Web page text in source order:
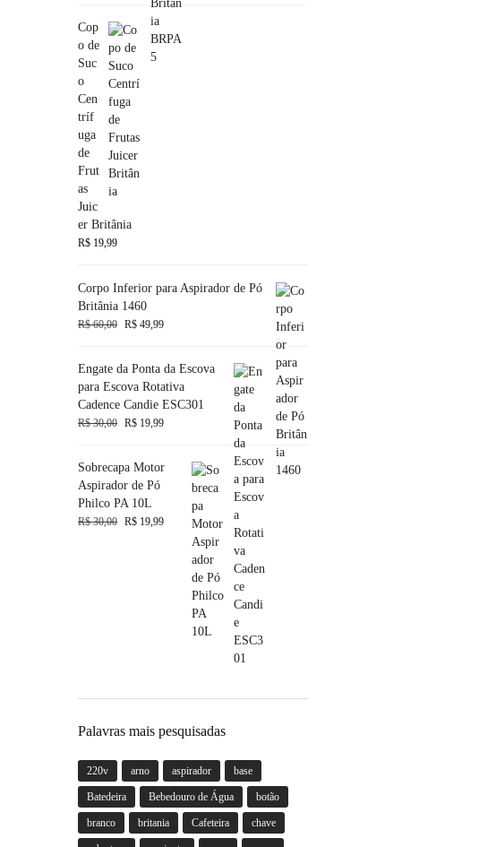
Cop
o de
Suc
o
Cen
tríf
uga
de
Frut
as
Juic
er Britânia
R$ 19,99
Corpo Inferior para Aspirador de Pó
Britânia 1460
R$60,00 R$ 49,99
Engate da Ponta da Escova
para Escova Rotativa
Cadence Candie ESC301
R$30,00 R$ 19,99
Sobrecapa Motor
Aspirador de Pó
Philco PA 10L
R$30,00 R$ 19,99
Palavras mais pesquisadas
220v arno aspirador base
Batedeira Bebedouro de Água botão
branco britania Cafeteira chave